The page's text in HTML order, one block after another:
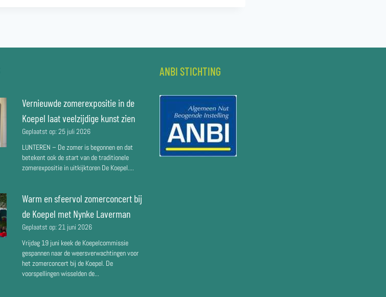
Vernieuwde zomerexpositie in de
Koepel laat veelzijdige kunst zien
Geplaatst op:25 juli 2026
LUNTEREN – De zomer is begonnen en dat
betekent ook de start van de traditionele
zomerexpositie in uitkijktoren De Koepel....
Warm en sfeervol zomerconcert bij
de Koepel met Nynke Laverman
Geplaatst op:21 juni 2026
Vrijdag 19 juni keek de Koepelcommissie
gespannen naar de weersverwachtingen voor
het zomerconcert bij de Koepel. De
voorspellingen wisselden de...
ANBI STICHTING